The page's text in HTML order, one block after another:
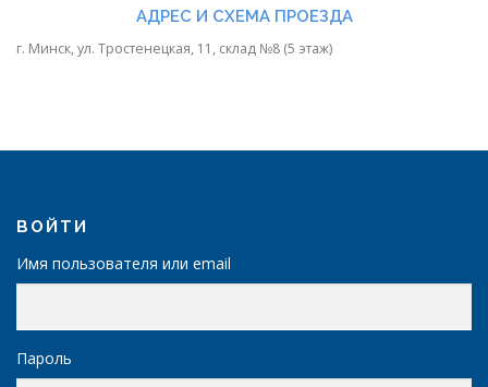
АДРЕС И СХЕМА ПРОЕЗДА
г. Минск, ул. Тростенецкая, 11, склад №8 (5 этаж)
ВОЙТИ
Имя пользователя или email
Пароль